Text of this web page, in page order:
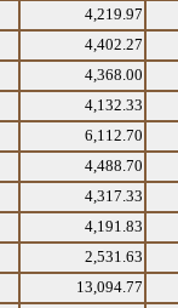
4,219.97
4,402.27
4,368.00
4,132.33
6,112.70
4,488.70
4,317.33
4,191.83
2,531.63
13,094.77